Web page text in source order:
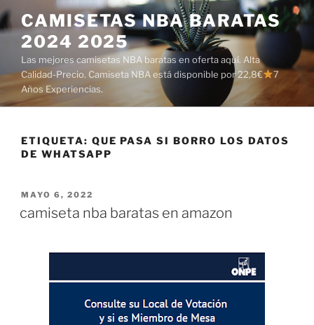
Saltar
al
contenido
CAMISETAS NBA BARATAS
2024 2025
Las mejores camisetas NBA baratas en oferta aquí. Alta
Calidad-Precio. Camiseta NBA está disponible por 22,8€
7
Años Experiencias.
ETIQUETA: QUE PASA SI BORRO LOS DATOS
DE WHATSAPP
PUBLICADO
MAYO 6, 2022
camiseta nba baratas en amazon